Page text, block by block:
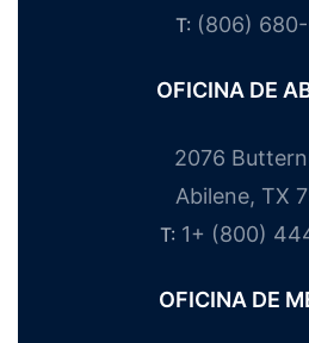
T: (806)
OFICINA DE
2076
Abilene, TX
T: 1+ (800)
OFICINA DE